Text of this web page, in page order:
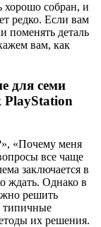
хорошо собран, и
редко. Если вам
поменять деталь
вам, как
для семи
«Почему меня
все чаще
заключается в
ждать. Однако в
решить
типичные
их решения.